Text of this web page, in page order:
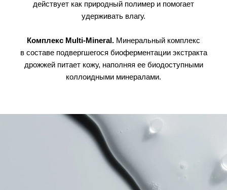
действует как природный полимер и помогает
удерживать влагу.
Комплекс Multi-Mineral. Минеральный комплекс
в составе подвергшегося биоферментации экстракта
дрожжей питает кожу, наполняя ее биодоступными
коллоидными минералами.